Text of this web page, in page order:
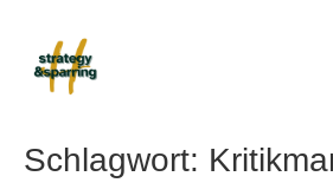
Schlagwort: